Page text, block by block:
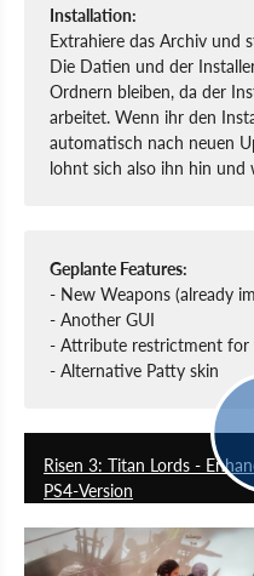
Installation:
Extrahiere das Archiv und
Die Datien und der
Ordnern bleiben, da der
arbeitet. Wenn ihr den
automatisch nach neuen
lohnt sich also ihn hin und
Geplante Features:
- New Weapons (already
- Another GUI
- Attribute restrictment for
- Alternative Patty skin
Risen 3: Titan Lords -
PS4-Version